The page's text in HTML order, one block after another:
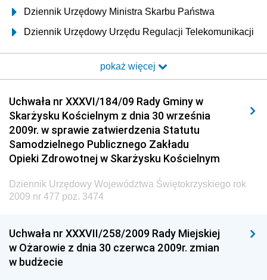
Dziennik Urzędowy Ministra Skarbu Państwa
Dziennik Urzędowy Urzędu Regulacji Telekomunikacji
Dziennik Urzędowy Ministra Transportu i Budownictwa
Elektronicznej
Dziennik Urzędowy Ministra Spraw Wewnętrznych i
Administracji
Dziennik Urzędowy Ministra Transportu
Dziennik Urzędowy Ministra Budownictwa
Dziennik Urzędowy Ministra Nauki i Szkolnictwa
Dziennik Urzędowy Głównego Urzędu Miar
Dziennik Urzędowy Ministra Rolnictwa i Rozwoju Wsi
pokaż więcej
Uchwała nr XXXVI/184/09 Rady Gminy w
Skarżysku Kościelnym z dnia 30 września
2009r. w sprawie zatwierdzenia Statutu
Samodzielnego Publicznego Zakładu
Opieki Zdrowotnej w Skarżysku Kościelnym
Dziennik Urzędowy Województwa Świętokrzyskiego rok
2009 nr 477 poz. 3474
Uchwała nr XXXVII/258/2009 Rady Miejskiej
w Ożarowie z dnia 30 czerwca 2009r. zmian
w budżecie